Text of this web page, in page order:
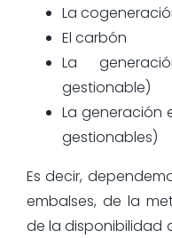
La
El carbón
La
gestionable)
La generación
gestionables)
Es decir,
embalses, de la
de la disponibilidad